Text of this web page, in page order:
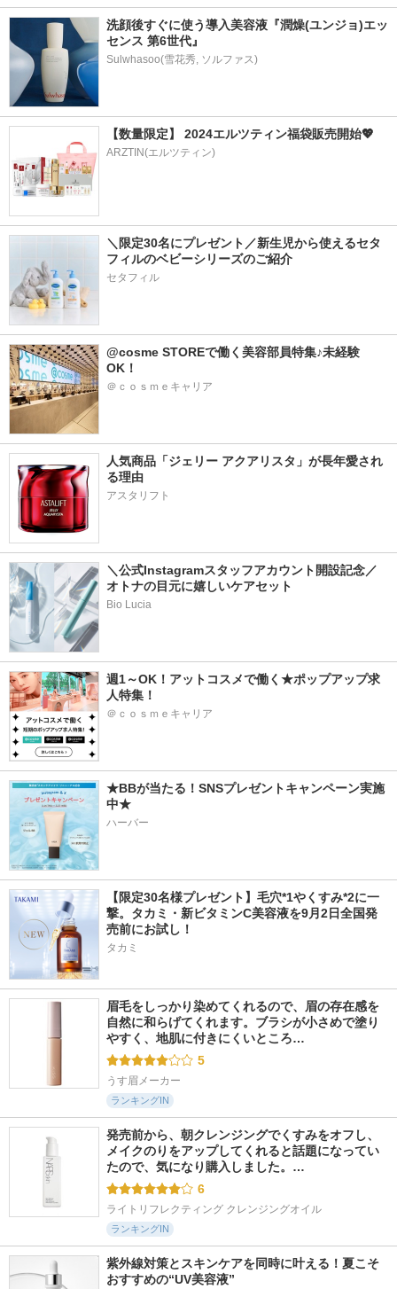
洗顔後すぐに使う導入美容液『潤燥(ユンジョ)エッ
センス 第6世代』
【数量限定】 2024エルツティン福袋販売開始💖
ARZTIN(エルツティン)
＼限定30名にプレゼント／新生児から使えるセタ
フィルのベビーシリーズのご紹介
セタフィル
@cosme STOREで働く美容部員特集♪未経験
OK！
＠ｃｏｓｍｅキャリア
人気商品「ジェリー アクアリスタ」が長年愛され
る理由
アスタリフト
＼公式Instagramスタッフアカウント開設記念／
オトナの目元に嬉しいケアセット
Bio Lucia
週1～OK！アットコスメで働く★ポップアップ求
人特集！
＠ｃｏｓｍｅキャリア
★BBが当たる！SNSプレゼントキャンペーン実施
中★
ハーバー
【限定30名様プレゼント】毛穴*1やくすみ*2に一
撃。タカミ・新ビタミンC美容液を9月2日全国発
売前にお試し！
タカミ
眉毛をしっかり染めてくれるので、眉の存在感を
自然に和らげてくれます。ブラシが小さめで塗り
やすく、地肌に付きにくいところ…
5
うす眉メーカー
ランキングIN
発売前から、朝クレンジングでくすみをオフし、
メイクのりをアップしてくれると話題になってい
たので、気になり購入しました。…
6
ライトリフレクティング クレンジングオイル
ランキングIN
紫外線対策とスキンケアを同時に叶える！夏こそ
おすすめの“UV美容液”